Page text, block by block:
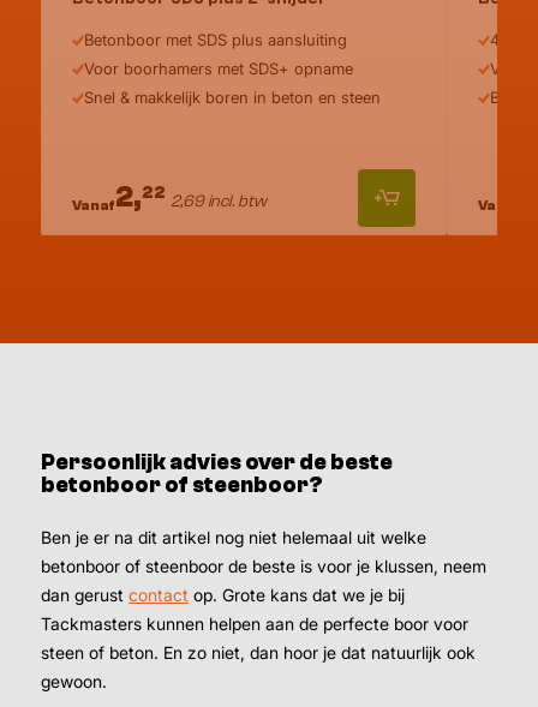
Betonboor met SDS plus aansluiting
Voor boorhamers met SDS+ opname
Snel & makkelijk boren in beton en steen
Vanaf2,22 2,69 incl. btw
4-
Voor
Boren
Vanaf
Persoonlijk advies over de beste
betonboor of steenboor?
Ben je er na dit artikel nog niet helemaal uit welke
betonboor of steenboor de beste is voor je klussen, neem
dan gerust contact op. Grote kans dat we je bij
Tackmasters kunnen helpen aan de perfecte boor voor
steen of beton. En zo niet, dan hoor je dat natuurlijk ook
gewoon.